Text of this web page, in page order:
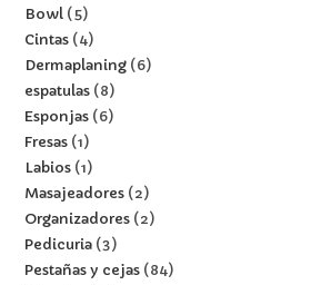
Bowl 5
Cintas 4
Dermaplaning 6
espatulas 8
Esponjas 6
Fresas 1
Labios 1
Masajeadores 2
Organizadores 2
Pedicuria 3
Pestañas y cejas 84